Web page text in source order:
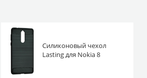
Силиконовый чехол
Lasting для Nokia 8